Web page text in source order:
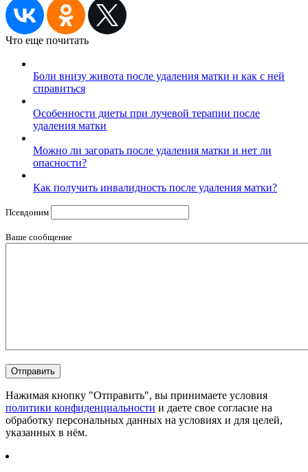
Что еще почитать
Боли внизу живота после удаления матки и как с ней
справиться
Особенности диеты при лучевой терапии после
удаления матки
Можно ли загорать после удаления матки и нет ли
опасности?
Как получить инвалидность после удаления матки?
Псевдоним
Ваше сообщение
Нажимая кнопку "Отправить", вы принимаете условия
политики конфиденциальности и даете свое согласие на
обработку персональных данных на условиях и для целей,
указанных в нём.